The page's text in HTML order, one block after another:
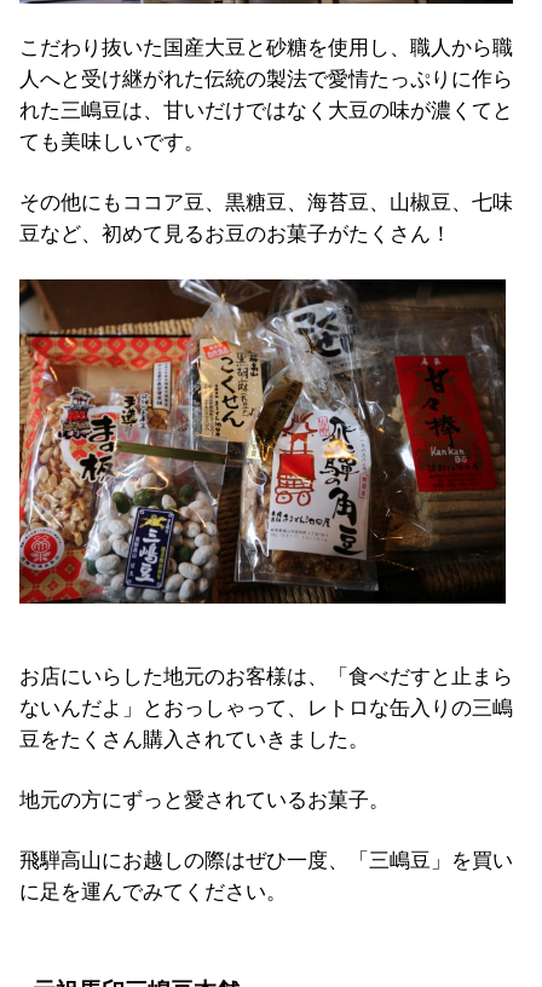
こだわり抜いた国産大豆と砂糖を使用し、職人から職
人へと受け継がれた伝統の製法で愛情たっぷりに作ら
れた三嶋豆は、甘いだけではなく大豆の味が濃くてと
ても美味しいです。
その他にもココア豆、黒糖豆、海苔豆、山椒豆、七味
豆など、初めて見るお豆のお菓子がたくさん！
お店にいらした地元のお客様は、「食べだすと止まら
ないんだよ」とおっしゃって、レトロな缶入りの三嶋
豆をたくさん購入されていきました。
地元の方にずっと愛されているお菓子。
飛騨高山にお越しの際はぜひ一度、「三嶋豆」を買い
に足を運んでみてください。